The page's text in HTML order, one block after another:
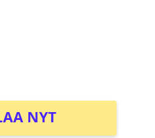
NYT